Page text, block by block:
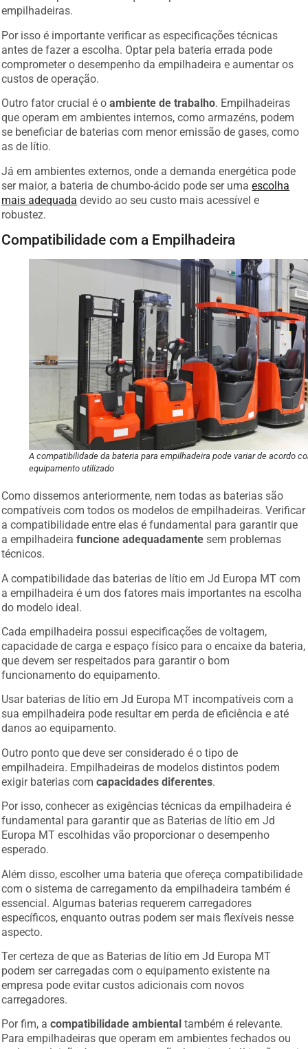
empilhadeiras.
Por isso é importante verificar as especificações técnicas
antes de fazer a escolha. Optar pela bateria errada pode
comprometer o desempenho da empilhadeira e aumentar os
custos de operação.
Outro fator crucial é o
ambiente de trabalho
. Empilhadeiras
que operam em ambientes internos, como armazéns, podem
se beneficiar de baterias com menor emissão de gases, como
as de lítio.
Já em ambientes externos, onde a demanda energética pode
ser maior, a bateria de chumbo-ácido pode ser umaescolha
mais adequadadevido ao seu custo mais acessível e
robustez.
Compatibilidade com a Empilhadeira
A compatibilidade da bateria para empilhadeira pode variar de acordo
equipamento utilizado
Como dissemos anteriormente, nem todas as baterias são
compatíveis com todos os modelos de empilhadeiras. Verificar
a compatibilidade entre elas é fundamental para garantir que
a empilhadeira funcione adequadamente
sem problemas
técnicos.
A compatibilidade das baterias de lítio em Jd Europa MT com
a empilhadeira é um dos fatores mais importantes na escolha
do modelo ideal.
Cada empilhadeira possui especificações de voltagem,
capacidade de carga e espaço físico para o encaixe da bateria,
que devem ser respeitados para garantir o bom
funcionamento do equipamento.
Usar baterias de lítio em Jd Europa MT incompatíveis com a
sua empilhadeira pode resultar em perda de eficiência e até
danos ao equipamento.
Outro ponto que deve ser considerado é o tipo de
empilhadeira. Empilhadeiras de modelos distintos podem
exigir baterias comcapacidades diferentes.
Por isso, conhecer as exigências técnicas da empilhadeira é
fundamental para garantir que as Baterias de lítio em Jd
Europa MT escolhidas vão proporcionar o desempenho
esperado.
Além disso, escolher uma bateria que ofereça compatibilidade
com o sistema de carregamento da empilhadeira também é
essencial. Algumas baterias requerem carregadores
específicos, enquanto outras podem ser mais flexíveis nesse
aspecto.
Ter certeza de que as Baterias de lítio em Jd Europa MT
podem ser carregadas com o equipamento existente na
empresa pode evitar custos adicionais com novos
carregadores.
Por fim, a
compatibilidade ambiental também é relevante.
Para empilhadeiras que operam em ambientes fechados ou